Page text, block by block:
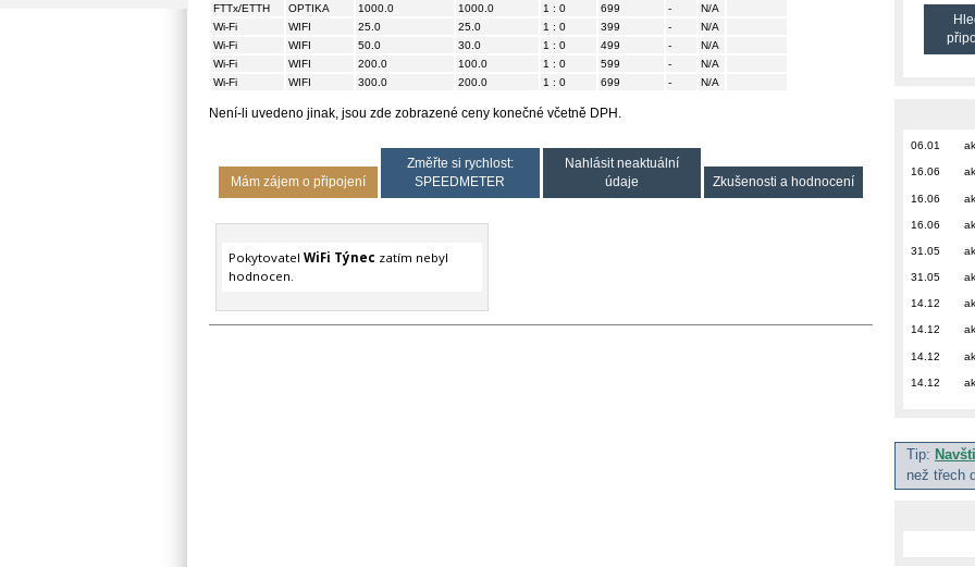
FTTx/ETTH
OPTIKA 1000.0 1000.0 1 : 0 699 -
N/A
Wi-Fi
WIFI 25.0 25.0 1 : 0 399 -
N/A
Wi-Fi
WIFI 50.0 30.0 1 : 0 499 -
N/A
Wi-Fi
WIFI 200.0 100.0 1 : 0 599 -
N/A
Wi-Fi
WIFI 300.0 200.0 1 : 0 699 - N/A
Není-li uvedeno jinak, jsou zde zobrazené ceny konečné včetně DPH.
Mám zájem o připojení
Změřte si rychlost:
SPEEDMETER
Nahlásit neaktuální
údaje
Zkušenosti a hodnocení
Pokytovatel WiFi Týnec zatím nebyl
hodnocen.
06.01
16.06
16.06
16.06
31.05
31.05
14.12
14.12
14.12
14.12
Tip:
než třech